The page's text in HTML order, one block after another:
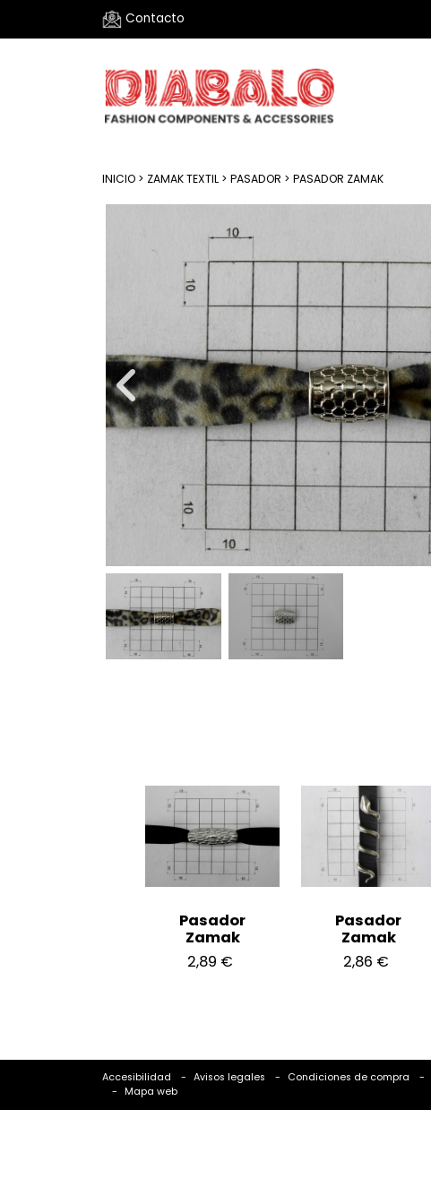
Contacto
INICIO > ZAMAK TEXTIL > PASADOR > PASADOR ZAMAK
Pasador
Zamak
2,89 €
Pasador
Zamak
2,86 €
Accesibilidad Avisos legales Condiciones de compra
Mapa web